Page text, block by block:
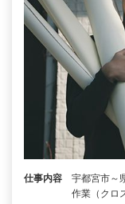
仕事内容
宇都宮市～
作業（クロ